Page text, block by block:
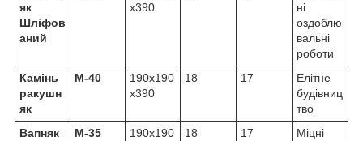
як
Шліфов
аний
х390
ні
оздоблю
вальні
роботи
Камінь
ракушн
як
М-40
190х190
х390
18 17
Елітне
будівниц
тво
Вапняк
М-35
190х190
18 17
Міцні